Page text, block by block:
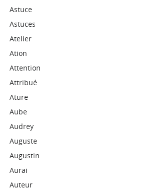
Astuce
Astuces
Atelier
Ation
Attention
Attribué
Ature
Aube
Audrey
Auguste
Augustin
Aurai
Auteur